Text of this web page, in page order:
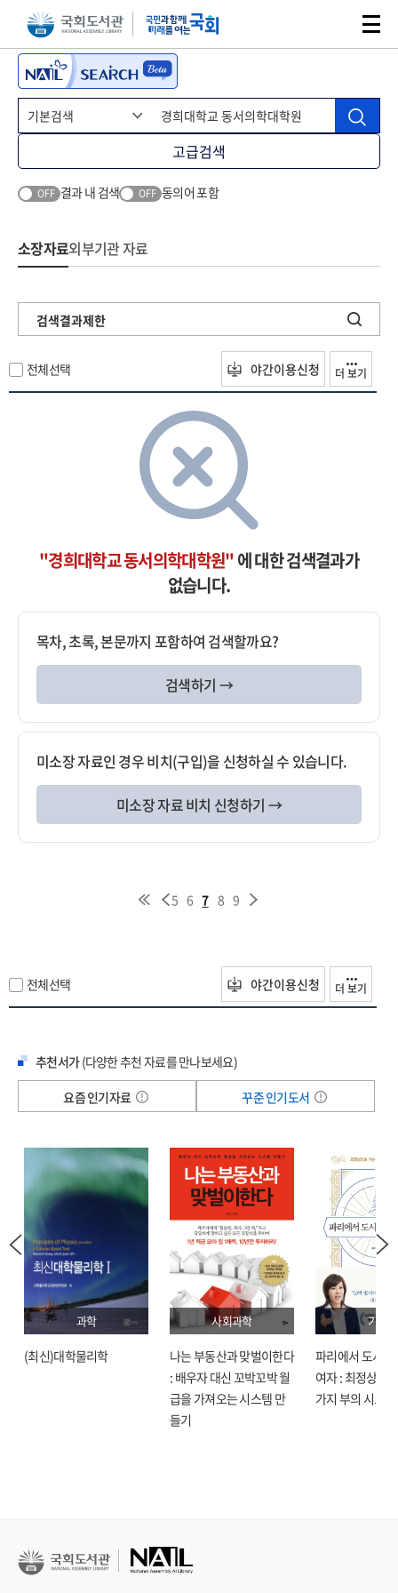
본문 바로가기주메뉴 바로가기
고급검색
OFF 결과 내 검색 OFF 동의어 포함
소장자료외부기관 자료
검색결과제한
전체선택 야간이용신청 더 보기
"경희대학교 동서의학대학원"에 대한 검색결과가
없습니다.
목차, 초록, 본문까지 포함하여 검색할까요?
검색하기 →
미소장 자료인 경우 비치(구입)을 신청하실 수 있습니다.
미소장 자료 비치 신청하기 →
5 6 7 8 9
전체선택 야간이용신청 더 보기
추천서가(다양한 추천 자료를 만나보세요)
요즘 인기자료
꾸준 인기도서
과학
(최신)대학물리학
사회과학
나는 부동산과 맞벌이한다
: 배우자 대신 꼬박꼬박 월
급을 가져오는 시스템 만
들기
기술
파리에서 도시락
여자 : 최정상으
가지 부의 시크릿